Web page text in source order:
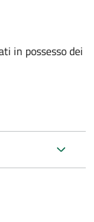
in possesso dei